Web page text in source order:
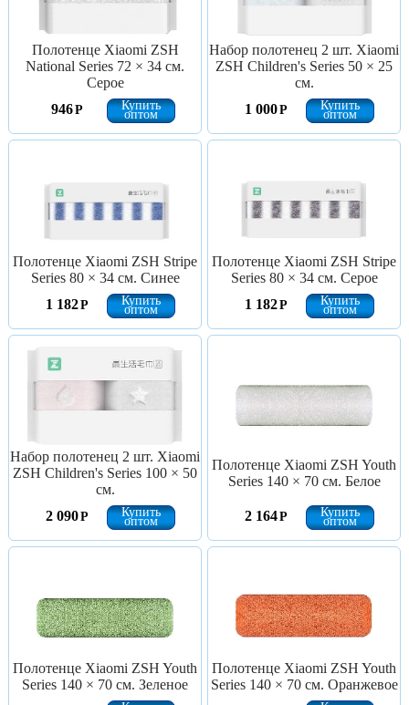
Полотенце Xiaomi ZSH
National Series 72 × 34 см.
Серое
946Р Купить
оптом
Набор полотенец 2 шт. Xiaomi
ZSH Children's Series 50 × 25
см.
1 000Р Купить
оптом
Полотенце Xiaomi ZSH Stripe
Series 80 × 34 см. Синее
1 182Р Купить
оптом
Полотенце Xiaomi ZSH Stripe
Series 80 × 34 см. Серое
1 182Р Купить
оптом
Набор полотенец 2 шт. Xiaomi
ZSH Children's Series 100 × 50
см.
2 090Р Купить
оптом
Полотенце Xiaomi ZSH Youth
Series 140 × 70 см. Белое
2 164Р Купить
оптом
Полотенце Xiaomi ZSH Youth
Series 140 × 70 см. Зеленое
Полотенце Xiaomi ZSH Youth
Series 140 × 70 см. Оранжевое